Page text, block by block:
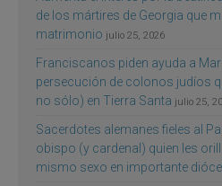
de los mártires de Georgia que
matrimonio julio 25, 2026
Franciscanos piden ayuda a
persecución de colonos judíos
no sólo) en Tierra Santa julio 25,
Sacerdotes alemanes fieles al
obispo (y cardenal) quien les
mismo sexo en importante